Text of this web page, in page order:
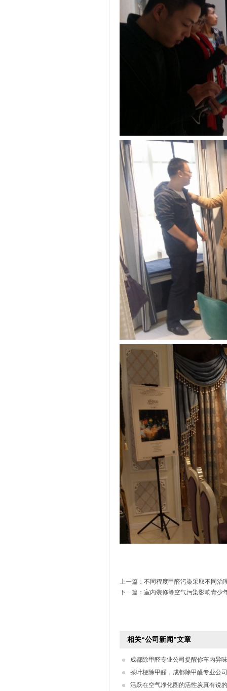
上一篇： 不同程度甲醛污染采取不同治
下一篇： 室内装修等空气污染影响青少
相关“公司新闻”文章
茶叶梗除甲醛，成都除甲醛专业公
活跃在空气净化圈的活性炭真有说